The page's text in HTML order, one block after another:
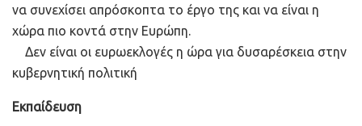
να συνεχίσει απρόσκοπτα το έργο της και να είναι η
χώρα πιο κοντά στην Ευρώπη.
Δεν είναι οι ευρωεκλογές η ώρα για δυσαρέσκεια στην
κυβερνητική πολιτική
Εκπαίδευση